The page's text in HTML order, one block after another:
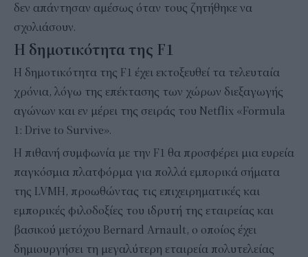
δεν απάντησαν αμέσως όταν τους ζητήθηκε να
σχολιάσουν.
Η δημοτικότητα της F1
Η δημοτικότητα της F1 έχει εκτοξευθεί τα τελευταία
χρόνια, λόγω της επέκτασης των χώρων διεξαγωγής
αγώνων και εν μέρει της σειράς του Netflix «Formula
1: Drive to Survive».
Η πιθανή συμφωνία με την F1 θα προσφέρει μια ευρεία
παγκόσμια πλατφόρμα για πολλά εμπορικά σήματα
της LVMH, προωθώντας τις επιχειρηματικές και
εμπορικές φιλοδοξίες του ιδρυτή της εταιρείας και
βασικού μετόχου Bernard Arnault, ο οποίος έχει
δημιουργήσει τη μεγαλύτερη εταιρεία πολυτελείας